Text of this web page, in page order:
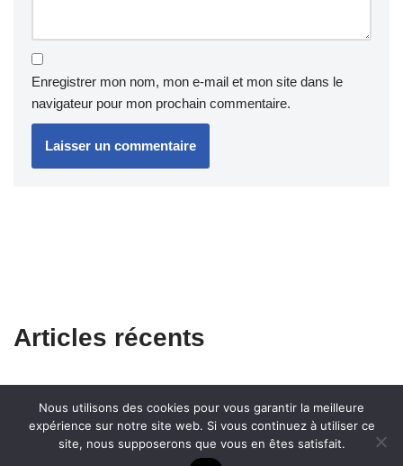
Enregistrer mon nom, mon e-mail et mon site dans le
navigateur pour mon prochain commentaire.
Articles récents
Nous utilisons des cookies pour vous garantir la meilleure
expérience sur notre site web. Si vous continuez à utiliser ce
site, nous supposerons que vous en êtes satisfait.